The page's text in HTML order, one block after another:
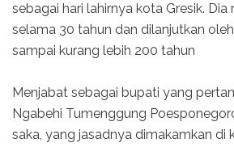
sebagai hari lahirnya kota Gresik.
selama 30 tahun dan dilanjutkan
sampai kurang lebih 200 tahun
Menjabat sebagai bupati yang
Ngabehi Tumenggung
saka, yang jasadnya dimakamkan di